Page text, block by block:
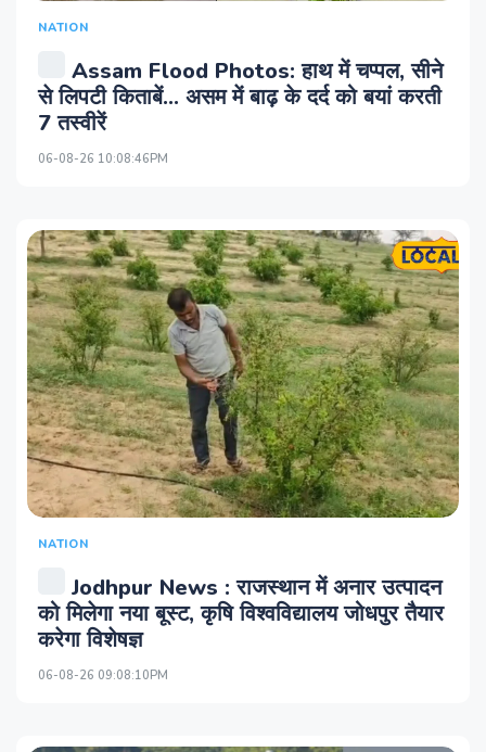
NATION
Assam Flood Photos: हाथ में चप्पल, सीने
से लिपटी किताबें... असम में बाढ़ के दर्द को बयां करती
7 तस्वीरें
06-08-26 10:08:46PM
NATION
Jodhpur News : राजस्थान में अनार उत्पादन
को मिलेगा नया बूस्ट, कृषि विश्वविद्यालय जोधपुर तैयार
करेगा विशेषज्ञ
06-08-26 09:08:10PM